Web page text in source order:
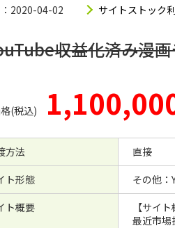
2020-04-02 サイトストック
収益化済み漫
(税込)
方法
直接
ト形態
その他：
ト概要
【サイ
最近市場